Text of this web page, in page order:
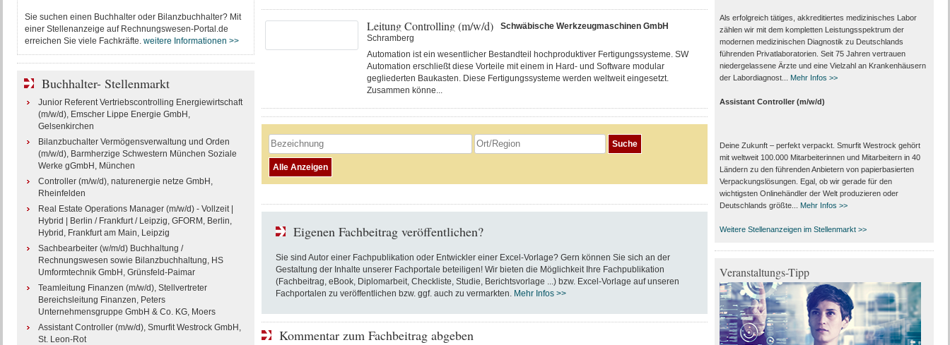
Leitung Controlling (m/w/d)
Schwäbische Werkzeugmaschinen GmbH
Schramberg
Automation ist ein wesentlicher Bestandteil hochproduktiver Fertigungssysteme. SW
Automation erschließt diese Vorteile mit einem in Hard- und Software modular
gegliederten Baukasten. Diese Fertigungs­systeme werden weltweit eingesetzt.
Zusammen könne...
Eigenen Fachbeitrag veröffentlichen?
Sie sind Autor einer Fachpublikation oder Entwickler einer Excel-Vorlage? Gern können Sie sich an der
Gestaltung der Inhalte unserer Fachportale beteiligen! Wir bieten die Möglichkeit Ihre Fachpublikation
(Fachbeitrag, eBook, Diplomarbeit, Checkliste, Studie, Berichtsvorlage ...) bzw. Excel-Vorlage auf unseren
Fachportalen zu veröffentlichen bzw. ggf. auch zu vermarkten. Mehr Infos >>
Kommentar zum Fachbeitrag abgeben
Sie suchen einen Buchhalter oder Bilanzbuchhalter? Mit
einer Stellenanzeige auf Rechnungswesen-Portal.de
erreichen Sie viele Fachkräfte. weitere Informationen >>
Buchhalter- Stellenmarkt
Junior Referent Vertriebscontrolling Energiewirtschaft
(m/w/d), Emscher Lippe Energie GmbH,
Gelsenkirchen
Bilanzbuchalter Vermögensverwaltung und Orden
(m/w/d), Barmherzige Schwestern München Soziale
Werke gGmbH, München
Controller (m/w/d), naturenergie netze GmbH,
Rheinfelden
Real Estate Operations Manager (m/w/d) - Vollzeit |
Hybrid | Berlin / Frankfurt / Leipzig, GFORM, Berlin,
Hybrid, Frankfurt am Main, Leipzig
Sachbearbeiter (w/m/d) Buchhaltung /
Rechnungswesen sowie Bilanzbuchhaltung, HS
Umformtechnik GmbH, Grünsfeld-Paimar
Teamleitung Finanzen (m/w/d), Stellvertreter
Bereichsleitung Finanzen, Peters
Unternehmensgruppe GmbH & Co. KG, Moers
Assistant Controller (m/w/d), Smurfit Westrock GmbH,
St. Leon-Rot
Als erfolgreich tätiges, akkreditiertes medizinisches Labor
zählen wir mit dem kompletten Leistungs­spektrum der
modernen medizinischen Diagnostik zu Deutschlands
führenden Privat­laboratorien. Seit 75 Jahren vertrauen
nieder­gelassene Ärzte und eine Vielzahl an Kranken­häusern
der Labor­diagnost...
Mehr Infos >>
Assistant Controller (m/w/d)
Deine Zukunft – perfekt verpackt. Smurfit Westrock gehört
mit weltweit 100.000 Mitarbeiter­innen und Mitarbeitern in 40
Ländern zu den führenden Anbietern von papier­basierten
Verpackungs­lösungen. Egal, ob wir gerade für den
wichtigsten Onlinehändler der Welt produzieren oder
Deutschlands größte...
Mehr Infos >>
Weitere Stellenanzeigen im Stellenmarkt >>
Veranstaltungs-Tipp